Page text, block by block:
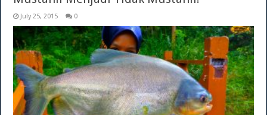
July 25, 2015 0